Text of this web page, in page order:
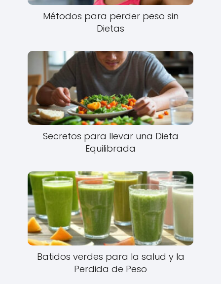
Métodos para perder peso sin
Dietas
Secretos para llevar una Dieta
Equilibrada
Batidos verdes para la salud y la
Perdida de Peso